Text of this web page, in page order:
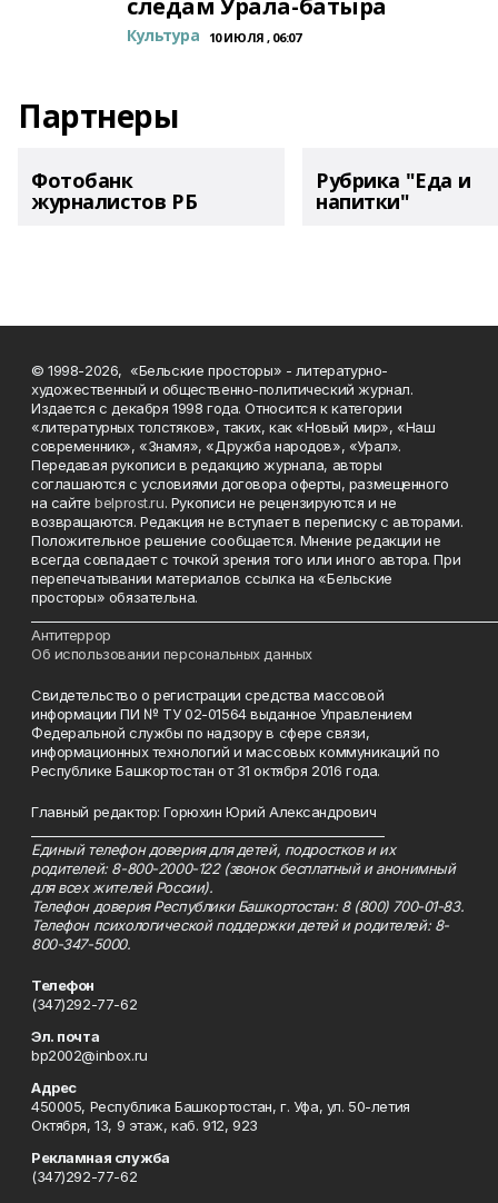
следам Урала-батыра
Культура 10 ИЮЛЯ , 06:07
Партнеры
Фотобанк
журналистов РБ
Рубрика "Еда и
напитки"
© 1998-2026, «Бельские просторы» - литературно-
художественный и общественно-политический журнал.
Издается с декабря 1998 года. Относится к категории
«литературных толстяков», таких, как «Новый мир», «Наш
современник», «Знамя», «Дружба народов», «Урал».
Передавая рукописи в редакцию журнала, авторы
соглашаются с условиями договора оферты, размещенного
на сайтеbelprost.ru. Рукописи не рецензируются и не
возвращаются. Редакция не вступает в переписку с авторами.
Положительное решение сообщается. Мнение редакции не
всегда совпадает с точкой зрения того или иного автора. При
перепечатывании материалов ссылка на «Бельские
просторы» обязательна.
Антитеррор
Об использовании персональных данных
Свидетельство о регистрации средства массовой
информации ПИ № ТУ 02-01564 выданное Управлением
Федеральной службы по надзору в сфере связи,
информационных технологий и массовых коммуникаций по
Республике Башкортостан от 31 октября 2016 года.
Главный редактор: Горюхин Юрий Александрович
Единый телефон доверия для детей, подростков и их
родителей: 8-800-2000-122 (звонок бесплатный и анонимный
для всех жителей России).
Телефон доверия Республики Башкортостан: 8 (800) 700-01-83.
Телефон психологической поддержки детей и родителей: 8-
800-347-5000.
Телефон
(347)292-77-62
Эл. почта
bp2002@inbox.ru
Адрес
450005, Республика Башкортостан, г. Уфа, ул. 50-летия
Октября, 13, 9 этаж, каб. 912, 923
Рекламная служба
(347)292-77-62